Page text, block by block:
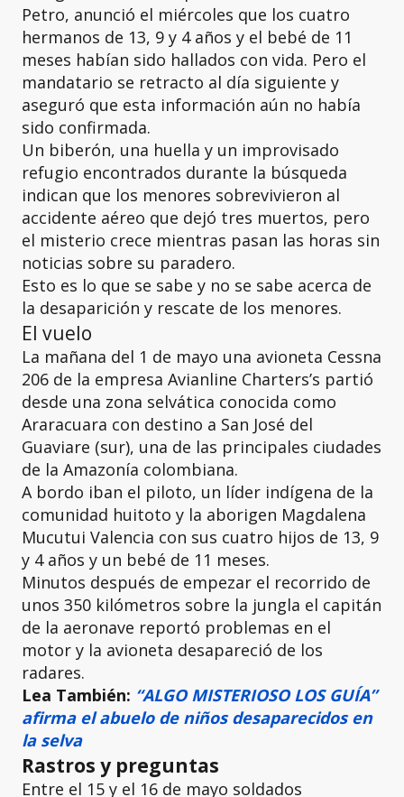
Petro, anunció el miércoles que los cuatro
hermanos de 13, 9 y 4 años y el bebé de 11
meses habían sido hallados con vida. Pero el
mandatario se retracto al día siguiente y
aseguró que esta información aún no había
sido confirmada.
Un biberón, una huella y un improvisado
refugio encontrados durante la búsqueda
indican que los menores sobrevivieron al
accidente aéreo que dejó tres muertos, pero
el misterio crece mientras pasan las horas sin
noticias sobre su paradero.
Esto es lo que se sabe y no se sabe acerca de
la desaparición y rescate de los menores.
El vuelo
La mañana del 1 de mayo una avioneta Cessna
206 de la empresa Avianline Charters’s partió
desde una zona selvática conocida como
Araracuara con destino a San José del
Guaviare (sur), una de las principales ciudades
de la Amazonía colombiana.
A bordo iban el piloto, un líder indígena de la
comunidad huitoto y la aborigen Magdalena
Mucutui Valencia con sus cuatro hijos de 13, 9
y 4 años y un bebé de 11 meses.
Minutos después de empezar el recorrido de
unos 350 kilómetros sobre la jungla el capitán
de la aeronave reportó problemas en el
motor y la avioneta desapareció de los
radares.
Lea También: “ALGO MISTERIOSO LOS GUÍA”
afirma el abuelo de niños desaparecidos en
la selva
Rastros y preguntas
Entre el 15 y el 16 de mayo soldados